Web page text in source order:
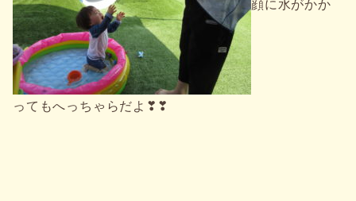
顔に水がかか
ってもへっちゃらだよ❣❣